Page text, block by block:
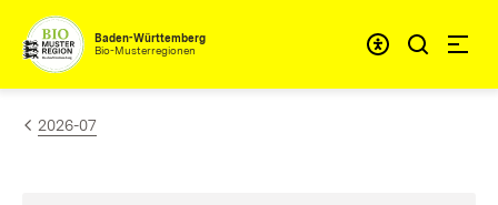
Zum Inhalt springen
Baden-Württemberg
Bio-Musterregionen
2026-07